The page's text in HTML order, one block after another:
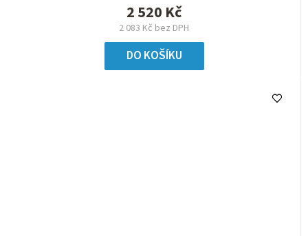
2 083 Kč bez DPH
2 520 Kč
DO KOŠÍKU